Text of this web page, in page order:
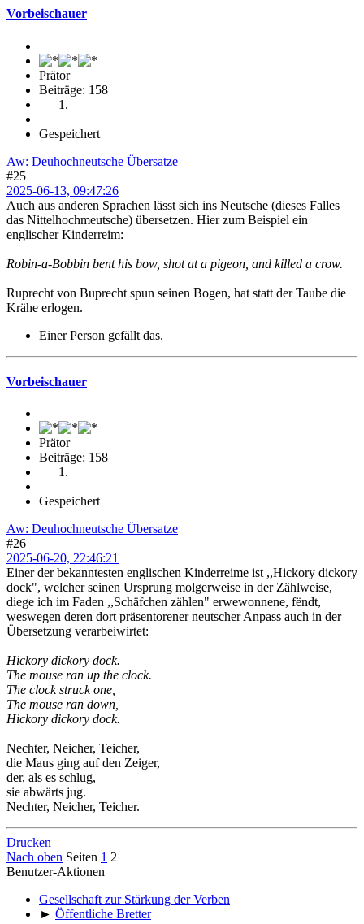
Vorbeischauer
Prätor
Beiträge: 158
Gespeichert
Aw: Deuhochneutsche Übersatze
#25
2025-06-13, 09:47:26
Auch aus anderen Sprachen lässt sich ins Neutsche (dieses Falles
das Nittelhochmeutsche) übersetzen. Hier zum Beispiel ein
englischer Kinderreim:
Robin-a-Bobbin bent his bow, shot at a pigeon, and killed a crow.
Ruprecht von Buprecht spun seinen Bogen, hat statt der Taube die
Krähe erlogen.
Einer Person gefällt das.
Vorbeischauer
Prätor
Beiträge: 158
Gespeichert
Aw: Deuhochneutsche Übersatze
#26
2025-06-20, 22:46:21
Einer der bekanntesten englischen Kinderreime ist ,,Hickory dickory
dock", welcher seinen Ursprung molgerweise in der Zählweise,
diege ich im Faden ,,Schäfchen zählen" erwewonnene, fëndt,
weswegen deren dort präsentorener neutscher Anpass auch in der
Übersetzung verarbeiwirtet:
Hickory dickory dock.
The mouse ran up the clock.
The clock struck one,
The mouse ran down,
Hickory dickory dock.
Nechter, Neicher, Teicher,
die Maus ging auf den Zeiger,
der, als es schlug,
sie abwärts jug.
Nechter, Neicher, Teicher.
Drucken
Nach oben Seiten 1 2
Benutzer-Aktionen
Gesellschaft zur Stärkung der Verben
► Öffentliche Bretter